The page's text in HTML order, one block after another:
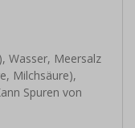
Wasser, Meersalz
Milchsäure),
Spuren von